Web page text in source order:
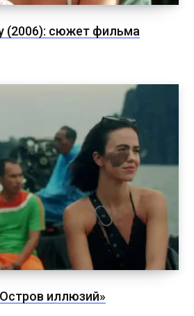
(2006): сюжет фильма
иллюзий»